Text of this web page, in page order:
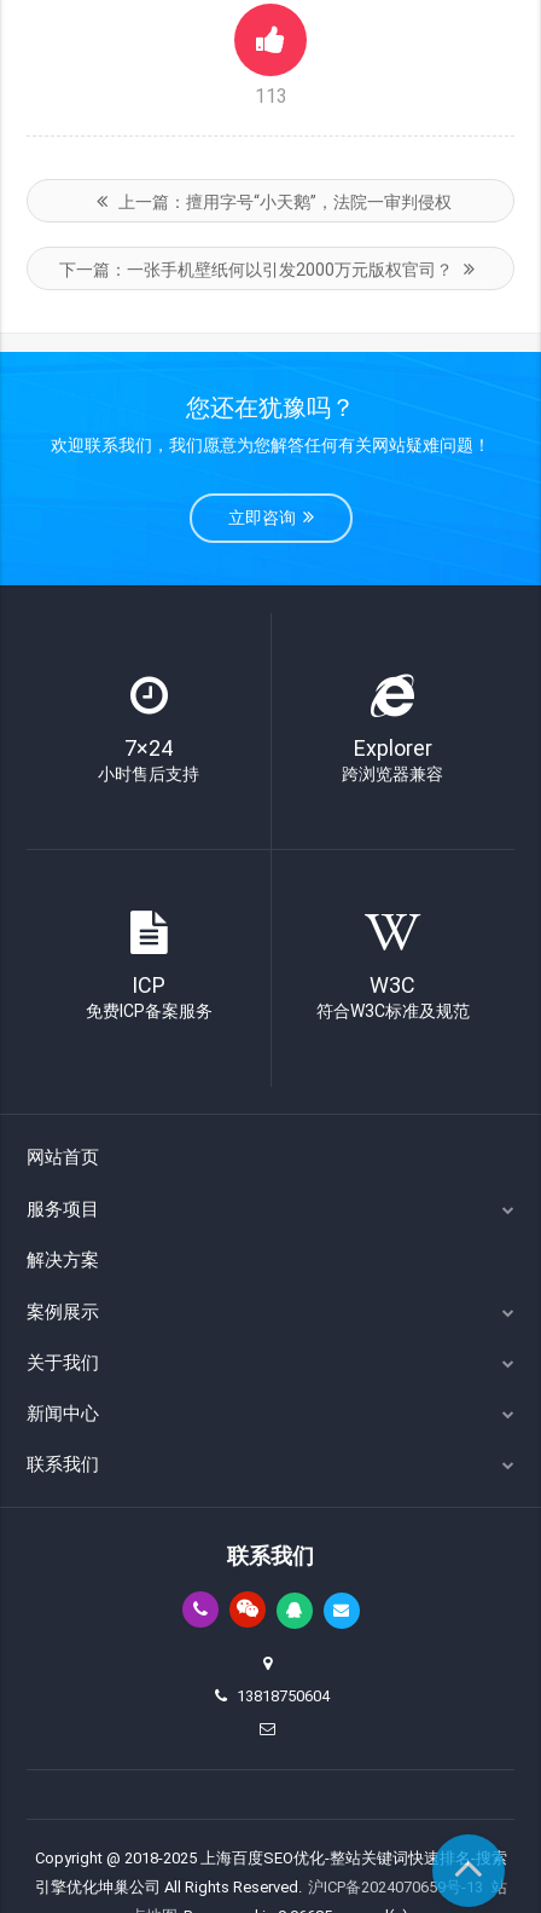
113
上一篇： 擅用字号“小天鹅”，法院一审判侵权
下一篇：一张手机壁纸何以引发2000万元版权官司？
您还在犹豫吗？
欢迎联系我们，我们愿意为您解答任何有关网站疑难问题！
立即咨询
7×24
小时售后支持
Explorer
跨浏览器兼容
ICP
免费ICP备案服务
W3C
符合W3C标准及规范
网站首页
服务项目
解决方案
案例展示
关于我们
新闻中心
联系我们
联系我们
13818750604
Copyright @ 2018-2025 上海百度SEO优化-整站关键词快速排名-搜索
引擎优化坤巢公司 All Rights Reserved.
沪ICP备2024070659号-13 站